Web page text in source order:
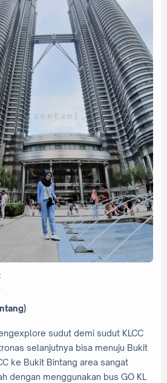
sudut demi sudut KLCC
selanjutnya bisa menuju Bukit
ke Bukit Bintang area sangat
dengan menggunakan bus GO KL